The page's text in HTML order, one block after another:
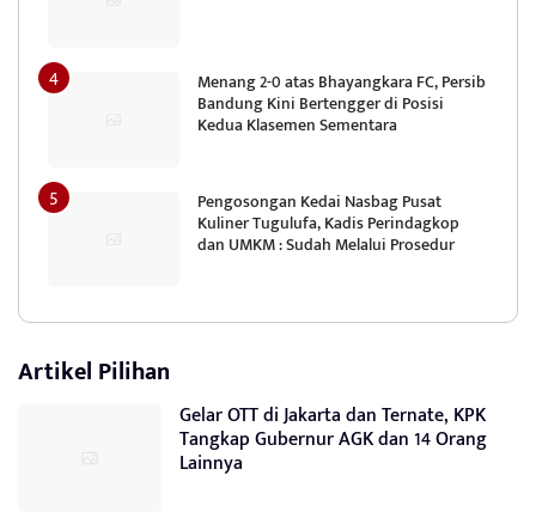
Menang 2-0 atas Bhayangkara FC, Persib
Bandung Kini Bertengger di Posisi
Kedua Klasemen Sementara
Pengosongan Kedai Nasbag Pusat
Kuliner Tugulufa, Kadis Perindagkop
dan UMKM : Sudah Melalui Prosedur
Artikel Pilihan
Gelar OTT di Jakarta dan Ternate, KPK
Tangkap Gubernur AGK dan 14 Orang
Lainnya